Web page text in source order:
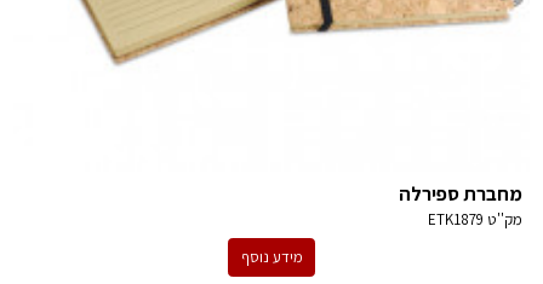
מחברת ספירלה
מק''ט ETK1879
מידע נוסף